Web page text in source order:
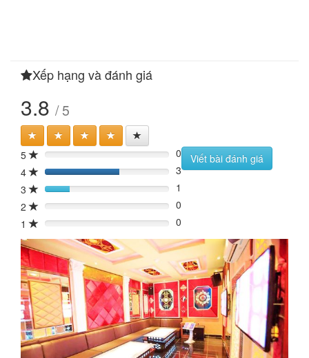
Xếp hạng và đánh giá
3.8 / 5
5 0%
0
4
60%
3
3
20%
1
2
0%
0
1
0% 0
Viết bài đánh giá